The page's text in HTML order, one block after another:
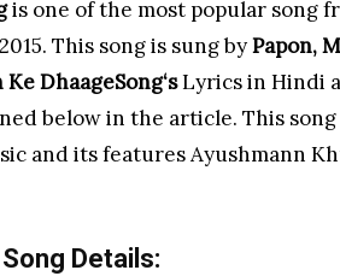
is one of the most popular song
This song is sung byPapon,
DhaageSong‘sLyrics in Hindi
below in the article. This song
and its features Ayushmann
Details: